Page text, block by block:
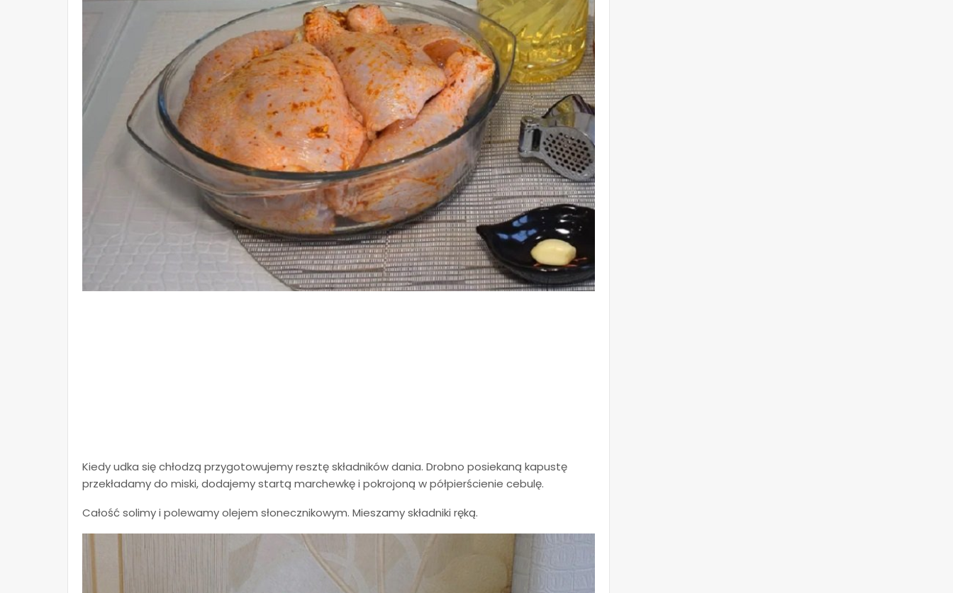
Kiedy udka się chłodzą przygotowujemy resztę składników dania. Drobno posiekaną kapustę
przekładamy do miski, dodajemy startą marchewkę i pokrojoną w półpierścienie cebulę.
Całość solimy i polewamy olejem słonecznikowym. Mieszamy składniki ręką.